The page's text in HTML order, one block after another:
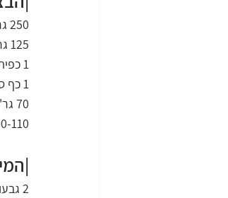
250 גר' קמח לבן
125 גר' חמאה קרה בקוביות
1 כפית מלח דק
1 כף סוכר
70 גר' פרג יבש
100-110 מ"ל
2 גבעולי מנגולד שטופים וקצוצים גס – כולל הגבעולים